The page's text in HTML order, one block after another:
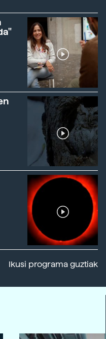
Ikusi programa guztiak